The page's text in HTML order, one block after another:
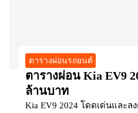
ตารางผ่อนรถยนต์
ตารางผ่อน Kia EV9
ล้านบาท
Kia EV9 2024 โดดเด่นและ